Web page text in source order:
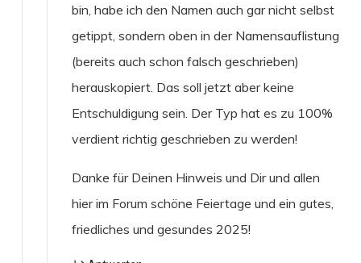
bin, habe ich den Namen auch gar nicht selbst
getippt, sondern oben in der Namensauflistung
(bereits auch schon falsch geschrieben)
herauskopiert. Das soll jetzt aber keine
Entschuldigung sein. Der Typ hat es zu 100%
verdient richtig geschrieben zu werden!
Danke für Deinen Hinweis und Dir und allen
hier im Forum schöne Feiertage und ein gutes,
friedliches und gesundes 2025!